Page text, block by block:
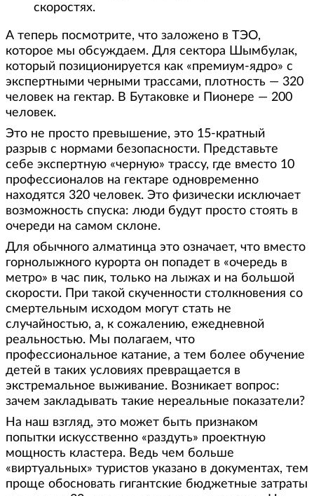
скоростях.
А теперь посмотрите, что заложено в ТЭО,
которое мы обсуждаем. Для сектора Шымбулак,
который позиционируется как «премиум-ядро» с
экспертными черными трассами, плотность — 320
человек на гектар. В Бутаковке и Пионере — 200
человек.
Это не просто превышение, это 15-кратный
разрыв с нормами безопасности. Представьте
себе экспертную «черную» трассу, где вместо 10
профессионалов на гектаре одновременно
находятся 320 человек. Это физически исключает
возможность спуска: люди будут просто стоять в
очереди на самом склоне.
Для обычного алматинца это означает, что вместо
горнолыжного курорта он попадет в «очередь в
метро» в час пик, только на лыжах и на большой
скорости. При такой скученности столкновения со
смертельным исходом могут стать не
случайностью, а, к сожалению, ежедневной
реальностью. Мы полагаем, что
профессиональное катание, а тем более обучение
детей в таких условиях превращается в
экстремальное выживание. Возникает вопрос:
зачем закладывать такие нереальные показатели?
На наш взгляд, это может быть признаком
попытки искусственно «раздуть» проектную
мощность кластера. Ведь чем больше
«виртуальных» туристов указано в документах, тем
проще обосновать гигантские бюджетные затраты